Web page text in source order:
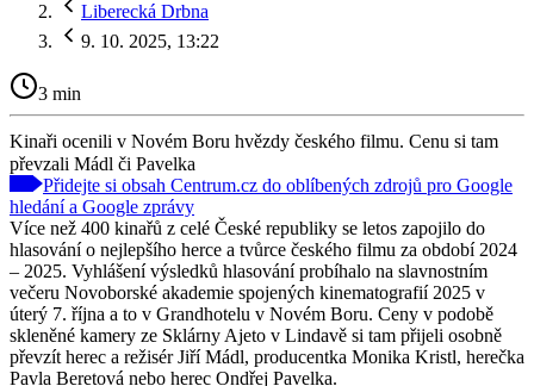
Liberecká Drbna
9. 10. 2025, 13:22
3 min
Kinaři ocenili v Novém Boru hvězdy českého filmu. Cenu si tam
převzali Mádl či Pavelka
Přidejte si obsah Centrum.cz do oblíbených zdrojů pro Google
hledání a Google zprávy
Více než 400 kinařů z celé České republiky se letos zapojilo do
hlasování o nejlepšího herce a tvůrce českého filmu za období 2024
– 2025. Vyhlášení výsledků hlasování probíhalo na slavnostním
večeru Novoborské akademie spojených kinematografií 2025 v
úterý 7. října a to v Grandhotelu v Novém Boru. Ceny v podobě
skleněné kamery ze Sklárny Ajeto v Lindavě si tam přijeli osobně
převzít herec a režisér Jiří Mádl, producentka Monika Kristl, herečka
Pavla Beretová nebo herec Ondřej Pavelka.